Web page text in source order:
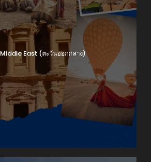
Middle East (ตะวันออกกลาง)